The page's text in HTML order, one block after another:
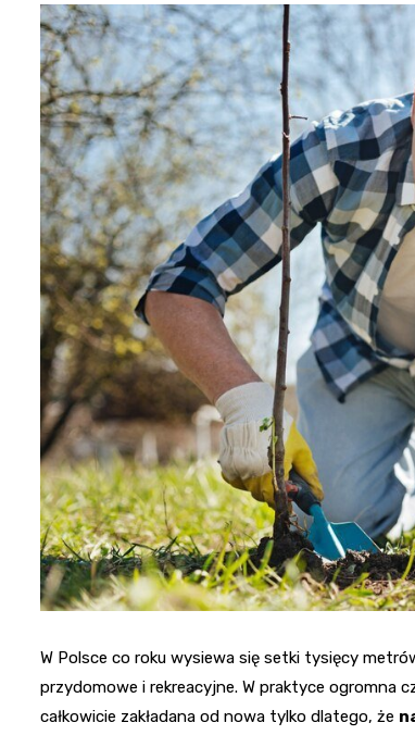
W Polsce co roku wysiewa się setki tysięcy
przydomowe i rekreacyjne. W praktyce
całkowicie zakładana od nowa tylko dlatego, że